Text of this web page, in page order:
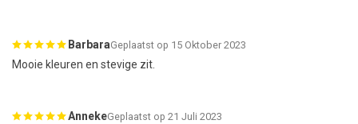
BarbaraGeplaatst op 15 Oktober 2023
Mooie kleuren en stevige zit.
AnnekeGeplaatst op 21 Juli 2023